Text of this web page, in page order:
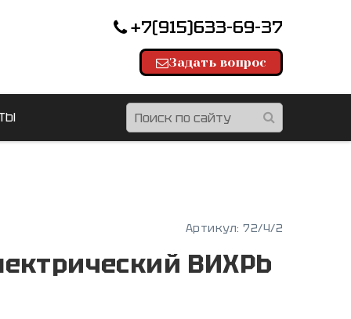
+7(915)633-69-37
Задать вопрос
Артикул: 72/4/2
ВИХРЬ